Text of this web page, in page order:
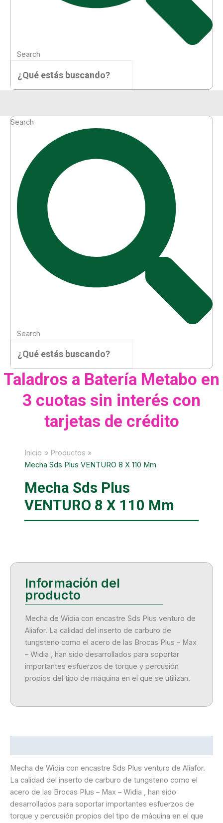
Search
Search
Search
Taladros a Batería Metabo en
3 cuotas sin interés con
tarjetas de crédito
Inicio
Productos
Mecha Sds Plus VENTURO 8 X 110 Mm
Mecha Sds Plus
VENTURO 8 X 110 Mm
Mecha de Widia con encastre Sds Plus venturo de
Aliafor. La calidad del inserto de carburo de
tungsteno como el acero de las Brocas Plus – Max
– Widia , han sido desarrollados para soportar
importantes esfuerzos de torque y percusión
propios del tipo de máquina en el que se utilizan.
Mecha de Widia con encastre Sds Plus venturo de Aliafor.
La calidad del inserto de carburo de tungsteno como el
acero de las Brocas Plus – Max – Widia , han sido
desarrollados para soportar importantes esfuerzos de
torque y percusión propios del tipo de máquina en el que